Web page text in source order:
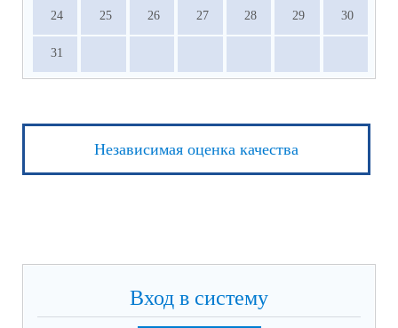
24 25 26 27 28 29 30
31
Независимая оценка качества
Вход в систему